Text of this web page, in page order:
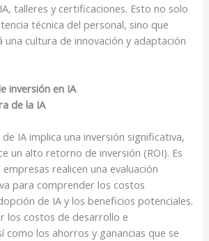
talleres y certificaciones. Esto no solo
técnica del personal, sino que
cultura de innovación y adaptación
inversión en IA
de la IA
IA implica una inversión significativa,
un alto retorno de inversión (ROI). Es
realicen una evaluación
para comprender los costos
de IA y los beneficios potenciales.
los costos de desarrollo e
como los ahorros y ganancias que se